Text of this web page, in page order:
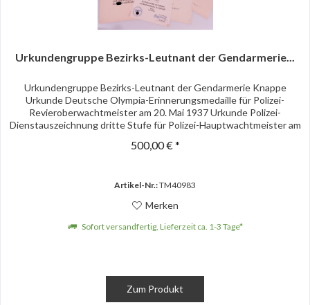
Urkundengruppe Bezirks-Leutnant der Gendarmerie...
Urkundengruppe Bezirks-Leutnant der Gendarmerie Knappe
Urkunde Deutsche Olympia-Erinnerungsmedaille für Polizei-
Revieroberwachtmeister am 20. Mai 1937 Urkunde Polizei-
Dienstauszeichnung dritte Stufe für Polizei-Hauptwachtmeister am
500,00 € *
Artikel-Nr.:TM40983
Merken
Sofort versandfertig, Lieferzeit ca. 1-3 Tage*
Zum Produkt